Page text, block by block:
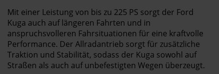
Mit einer Leistung von bis zu 225 PS sorgt der Ford
Kuga auch auf längeren Fahrten und in
anspruchsvolleren Fahrsituationen für eine kraftvolle
Performance. Der Allradantrieb sorgt für zusätzliche
Traktion und Stabilität, sodass der Kuga sowohl auf
Straßen als auch auf unbefestigten Wegen überzeugt.